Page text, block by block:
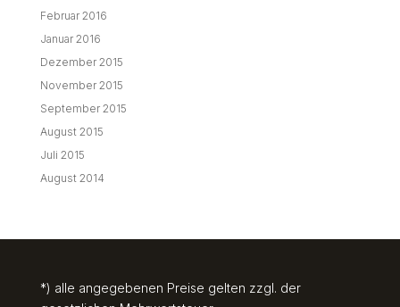
© 2011 – 2026 by Guido Bosbach |
Organisationsanalyse, -beratung
& Management-Innovation
nachhaltig, klimaneutral, ressourcenschonend
Impressum & Datenschutz